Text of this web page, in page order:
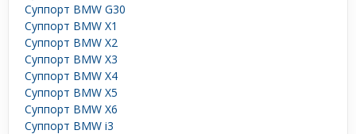
Суппорт BMW G30
Суппорт BMW X1
Суппорт BMW X2
Суппорт BMW X3
Суппорт BMW X4
Суппорт BMW X5
Суппорт BMW X6
Суппорт BMW i3